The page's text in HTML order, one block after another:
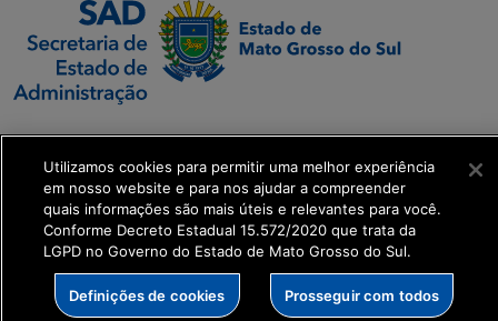
SETDIG | Secretaria-
Executiva de
Transformação Digital
get_footer();
Utilizamos cookies para permitir uma melhor experiência
em nosso website e para nos ajudar a compreender
quais informações são mais úteis e relevantes para você.
Conforme Decreto Estadual 15.572/2020 que trata da
LGPD no Governo do Estado de Mato Grosso do Sul.
Definições de cookies Prosseguir com todos